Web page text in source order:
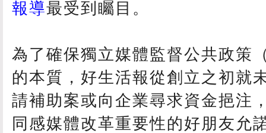
報導最受到矚目。
為了確保獨立媒體監督公共政策
的本質，好生活報從創立之初就
請補助案或向企業尋求資金挹注
同感媒體改革重要性的好朋友允